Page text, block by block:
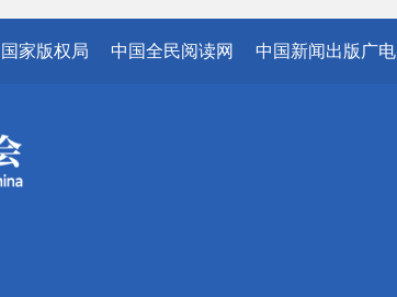
国家版权局 中国全民阅读网 中国新闻出版广电